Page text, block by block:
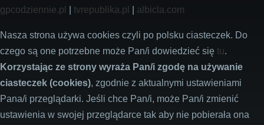
gpcodziennie.pl
tvrepublika.pl albicla.com
Nasza strona używa cookies czyli po polsku ciasteczek. Do
czego są one potrzebne może Pan/i dowiedzieć się tu.
Korzystając ze strony wyraża Pan/i zgodę na używanie
ciasteczek (cookies), zgodnie z aktualnymi ustawieniami
Pana/i przeglądarki. Jeśli chce Pan/i, może Pan/i zmienić
ustawienia w swojej przeglądarce tak aby nie pobierała ona